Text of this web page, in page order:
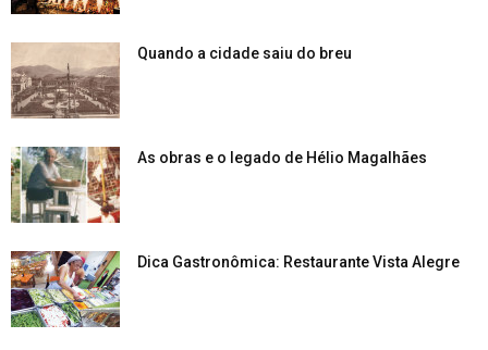
Quando a cidade saiu do breu
As obras e o legado de Hélio Magalhães
Dica Gastronômica: Restaurante Vista Alegre